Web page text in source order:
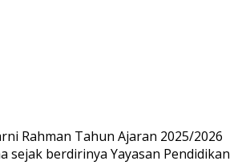
Rahman Tahun Ajaran 2025/2026
sejak berdirinya Yayasan Pendidikan